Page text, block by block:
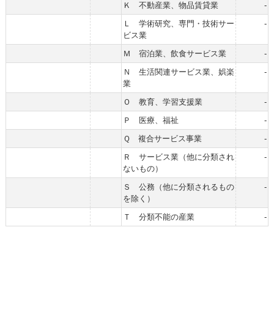
Ｋ 不動産業、物品賃貸業
-
Ｌ 学術研究、専門・技術サー
ビス業
-
Ｍ 宿泊業、飲食サービス業
-
Ｎ 生活関連サービス業、娯楽
業
-
Ｏ 教育、学習支援業
-
Ｐ 医療、福祉
-
Ｑ 複合サービス事業
-
Ｒ サービス業（他に分類され
ないもの）
-
Ｓ 公務（他に分類されるもの
を除く）
-
Ｔ 分類不能の産業 -